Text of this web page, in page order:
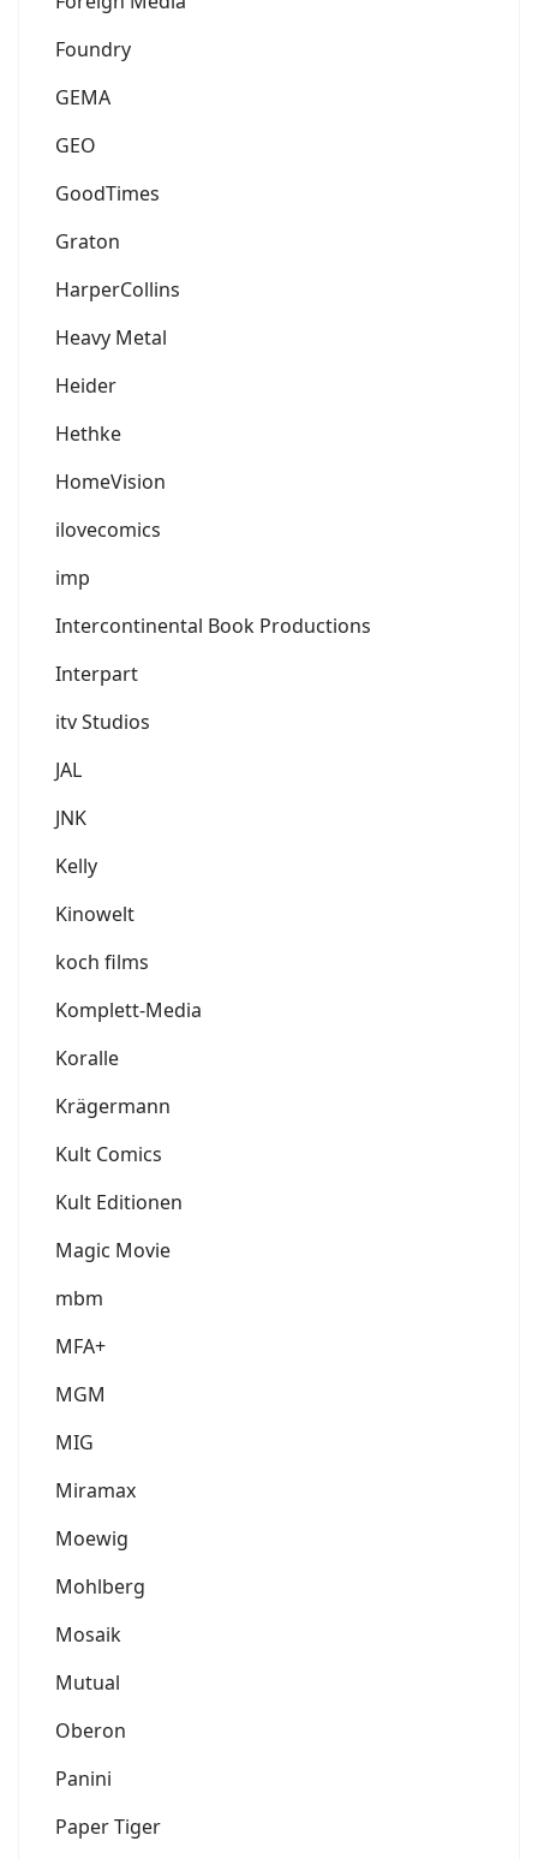
Foundry
GEMA
GEO
GoodTimes
Graton
HarperCollins
Heavy Metal
Heider
Hethke
HomeVision
ilovecomics
imp
Intercontinental Book Productions
Interpart
itv Studios
JAL
JNK
Kelly
Kinowelt
koch films
Komplett-Media
Koralle
Krägermann
Kult Comics
Kult Editionen
Magic Movie
mbm
MFA+
MGM
MIG
Miramax
Moewig
Mohlberg
Mosaik
Mutual
Oberon
Panini
Paper Tiger